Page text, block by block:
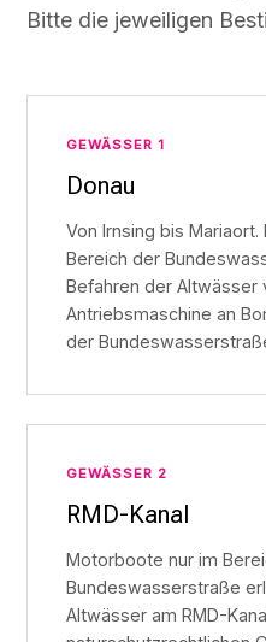
Bitte die jeweiligen
GEWÄSSER 1
Donau
Von Irnsing bis
Bereich der
Befahren der Altwässer
Antriebsmaschine an
der
GEWÄSSER 2
RMD-Kanal
Motorboote nur im
Bundeswasserstraße
Altwässer am RMD-